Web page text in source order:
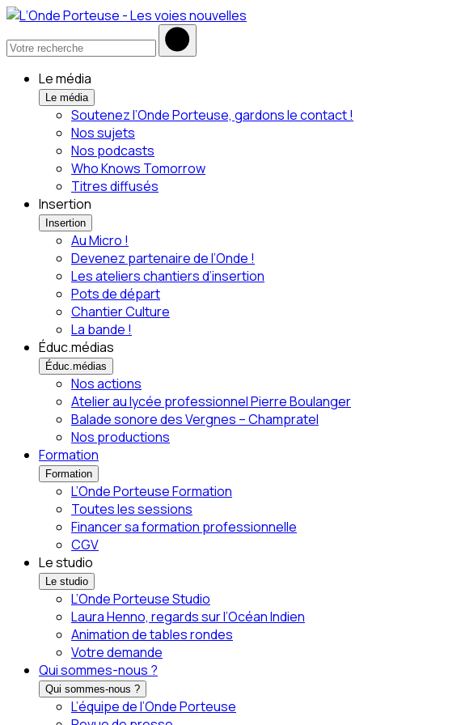
Le média
Le média
Soutenez l’Onde Porteuse, gardons le contact !
Nos sujets
Nos podcasts
Who Knows Tomorrow
Titres diffusés
Insertion
Insertion
Au Micro !
Devenez partenaire de l’Onde !
Les ateliers chantiers d’insertion
Pots de départ
Chantier Culture
La bande !
Éduc.médias
Éduc.médias
Nos actions
Atelier au lycée professionnel Pierre Boulanger
Balade sonore des Vergnes – Champratel
Nos productions
Formation
Formation
L’Onde Porteuse Formation
Toutes les sessions
Financer sa formation professionnelle
CGV
Le studio
Le studio
L’Onde Porteuse Studio
Laura Henno, regards sur l’Océan Indien
Animation de tables rondes
Votre demande
Qui sommes-nous ?
Qui sommes-nous ?
L’équipe de l’Onde Porteuse